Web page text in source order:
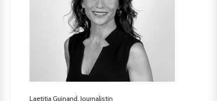
Laetitia Guinand, Journalistin